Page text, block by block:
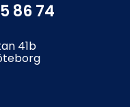
86 74
41b